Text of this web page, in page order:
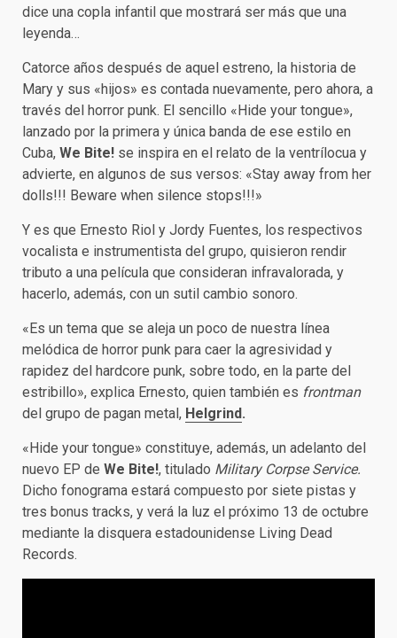
dice una copla infantil que mostrará ser más que una
leyenda…
Catorce años después de aquel estreno, la historia de
Mary y sus «hijos» es contada nuevamente, pero ahora, a
través del horror punk. El sencillo «Hide your tongue»,
lanzado por la primera y única banda de ese estilo en
Cuba, We Bite! se inspira en el relato de la ventrílocua y
advierte, en algunos de sus versos: «Stay away from her
dolls!!! Beware when silence stops!!!»
Y es que Ernesto Riol y Jordy Fuentes, los respectivos
vocalista e instrumentista del grupo, quisieron rendir
tributo a una película que consideran infravalorada, y
hacerlo, además, con un sutil cambio sonoro.
«Es un tema que se aleja un poco de nuestra línea
melódica de horror punk para caer la agresividad y
rapidez del hardcore punk, sobre todo, en la parte del
estribillo», explica Ernesto, quien también es frontman
del grupo de pagan metal, Helgrind.
«Hide your tongue» constituye, además, un adelanto del
nuevo EP de We Bite!, titulado Military Corpse Service.
Dicho fonograma estará compuesto por siete pistas y
tres bonus tracks, y verá la luz el próximo 13 de octubre
mediante la disquera estadounidense Living Dead
Records.